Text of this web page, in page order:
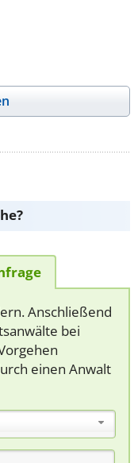
Anschließend
bei
einen Anwalt